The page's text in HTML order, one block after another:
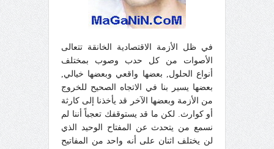
في ظل الأزمة الاقتصادية الخانقة تتعالى
الأصوات من كل حدب وصوب بمختلف
أنواع الحلول, بعضها واقعي وبعضها خيالي,
بعضها يسير بنا في الاتجاه الصحيح للخروج
من الأزمة وبعضها الآخر قد يأخذنا إلى كارثة
أو كوارث. لكن ما قد يستوقفك تعجباً أننا لم
نسمع من يتحدث عن المفتاح الوحيد الذي
لن يختلف اثنان على أنه واحد من المفاتيح